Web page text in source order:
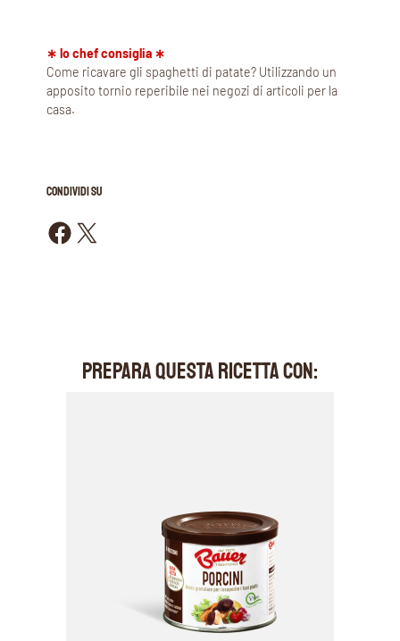
∗ lo chef consiglia ∗
Come ricavare gli spaghetti di patate? Utilizzando un
apposito tornio reperibile nei negozi di articoli per la
casa.
CONDIVIDI SU
Condividi su Facebook Condividi su X
PREPARA QUESTA RICETTA CON: